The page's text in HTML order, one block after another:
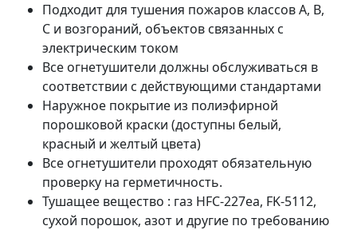
Подходит для тушения пожаров классов A, B,
C и возгораний, объектов связанных с
электрическим током
Все огнетушители должны обслуживаться в
соответствии с действующими стандартами
Наружное покрытие из полиэфирной
порошковой краски (доступны белый,
красный и желтый цвета)
Все огнетушители проходят обязательную
проверку на герметичность.
Тушащее вещество : газ HFC-227ea, FK-5112,
сухой порошок, азот и другие по требованию